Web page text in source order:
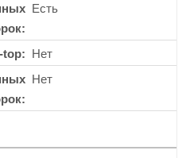
Есть
top
Нет
Нет